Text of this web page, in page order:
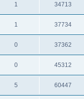
1 34713
1 37734
0 37362
0 45312
5 60447